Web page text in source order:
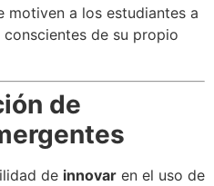
motiven a los estudiantes a
de su propio
de
de innovar en el uso de